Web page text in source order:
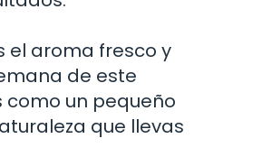
el aroma fresco y
de este
como un pequeño
que llevas